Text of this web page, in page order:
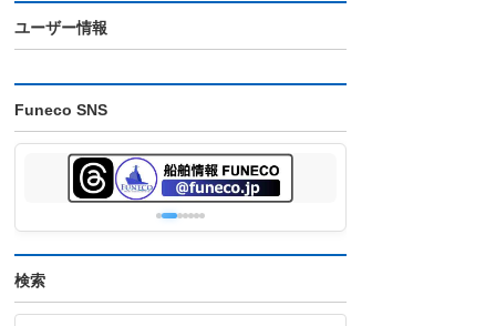
ユーザー情報
Funeco SNS
検索